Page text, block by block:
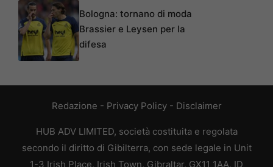
Bologna: tornano di moda
Brassier e Leysen per la
difesa
Redazione - Privacy Policy- Disclaimer
HUB ADV LIMITED, società costituita e regolata
secondo il diritto di Gibilterra, con sede legale in Unit
1-3 Irish Place, Irish Town, Gibraltar, GX11 1AA, ID